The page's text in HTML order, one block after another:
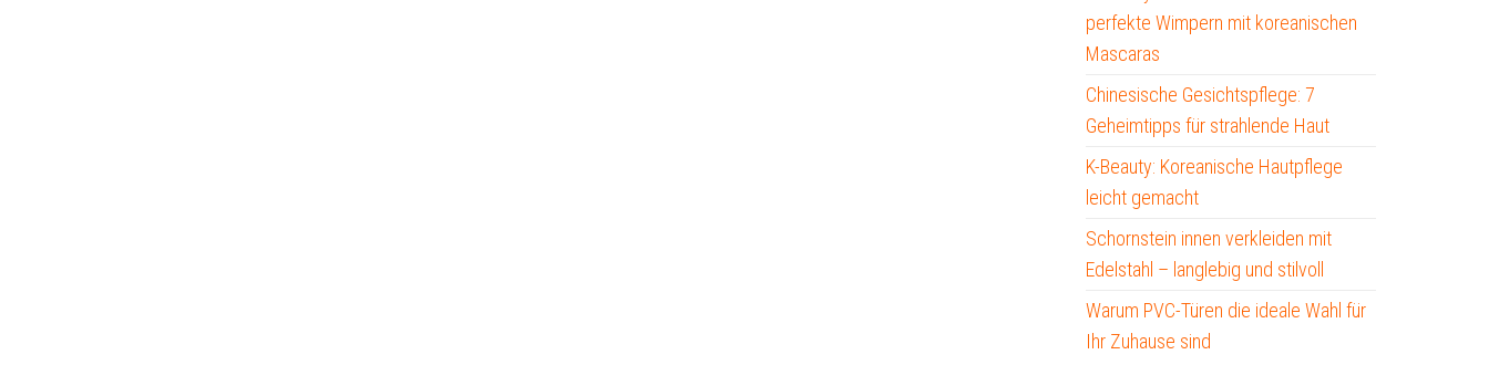
perfekte Wimpern mit koreanischen
Mascaras
Chinesische Gesichtspflege: 7
Geheimtipps für strahlende Haut
K-Beauty: Koreanische Hautpflege
leicht gemacht
Schornstein innen verkleiden mit
Edelstahl – langlebig und stilvoll
Warum PVC-Türen die ideale Wahl für
Ihr Zuhause sind